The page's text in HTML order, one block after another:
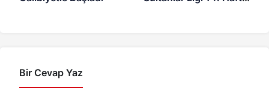
Bir Cevap Yaz